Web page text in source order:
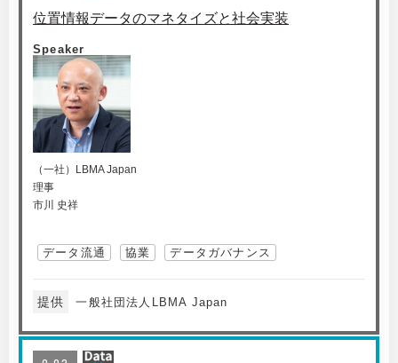
位置情報データのマネタイズと社会実装
Speaker
（一社）LBMA Japan
理事
市川 史祥
データ流通 協業 データガバナンス
提供 一般社団法人LBMA Japan